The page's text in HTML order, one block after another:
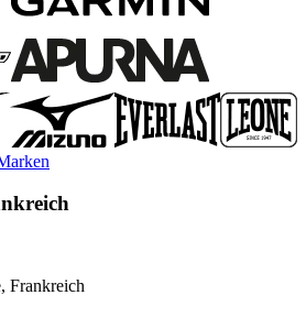
Frankreich